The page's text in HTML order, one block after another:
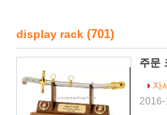
display rack (701)
주문
자
2016-